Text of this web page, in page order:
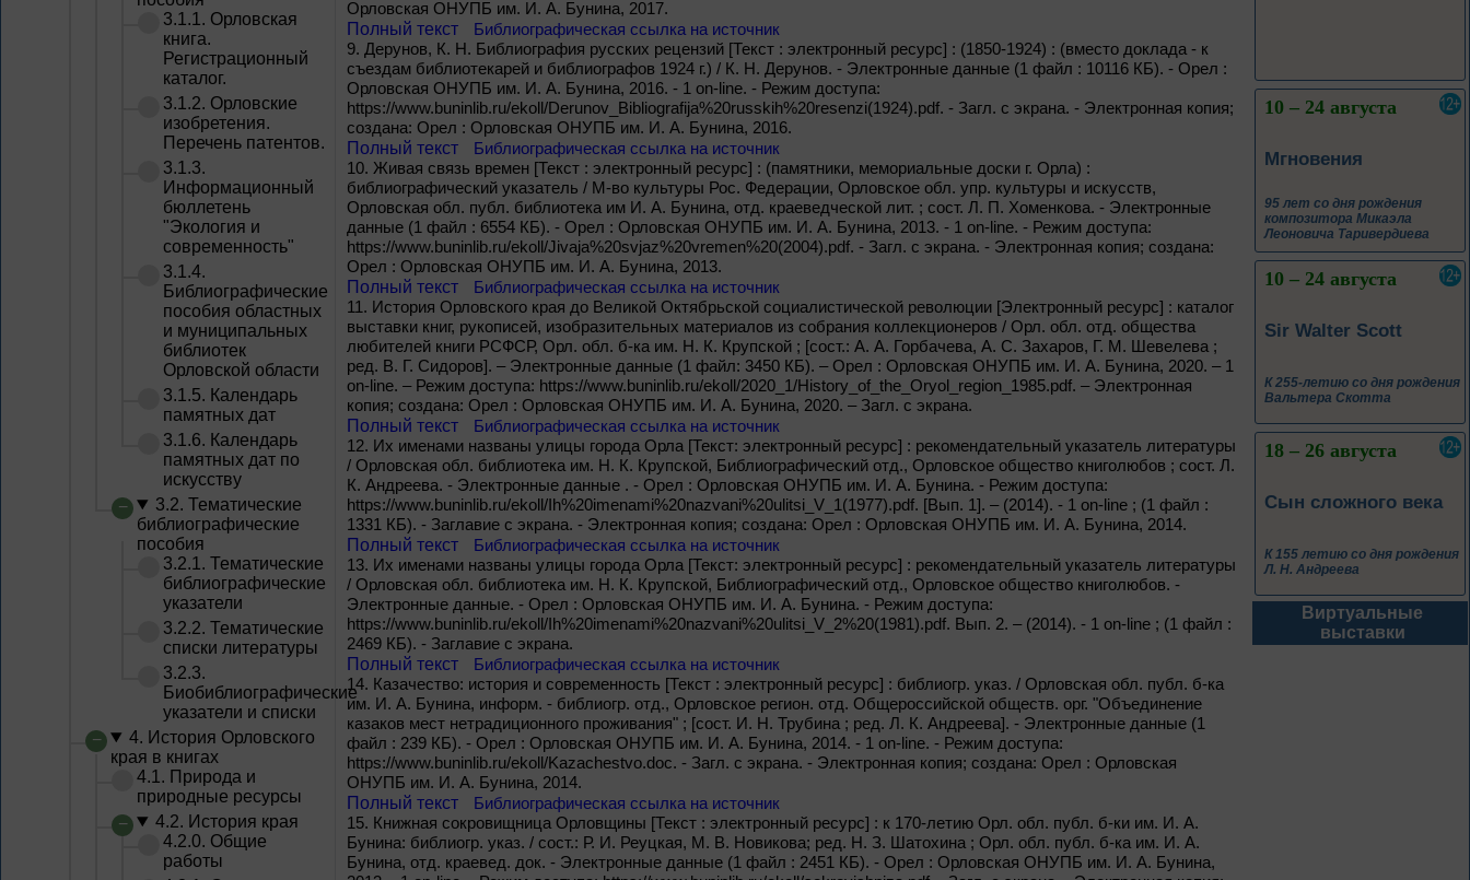
3.1.1. Орловская
книга.
Регистрационный
каталог.
3.1.2. Орловские
изобретения.
Перечень патентов.
3.1.3.
Информационный
бюллетень
"Экология и
современность"
3.1.4.
Библиографические
пособия областных
и муниципальных
библиотек
Орловской области
3.1.5. Календарь
памятных дат
3.1.6. Календарь
памятных дат по
искусству
3.2. Тематические
библиографические
пособия
3.2.1. Тематические
библиографические
указатели
3.2.2. Тематические
списки литературы
3.2.3.
Биобиблиографические
указатели и списки
4. История Орловского
края в книгах
4.1. Природа и
природные ресурсы
4.2. История края
4.2.0. Общие
работы
Орловская ОНУПБ им. И. А. Бунина, 2017.
Полный текст
Библиографическая ссылка на источник
9. Дерунов, К. Н. Библиография русских рецензий [Текст : электронный ресурс] : (1850-1924) : (вместо доклада - к
съездам библиотекарей и библиографов 1924 г.) / К. Н. Дерунов. - Электронные данные (1 файл : 10116 КБ). - Орел :
Орловская ОНУПБ им. И. А. Бунина, 2016. - 1 on-line. - Режим доступа:
https://www.buninlib.ru/ekoll/Derunov_Bibliografija%20russkih%20resenzi(1924).pdf. - Загл. с экрана. - Электронная копия;
создана: Орел : Орловская ОНУПБ им. И. А. Бунина, 2016.
Полный текст
Библиографическая ссылка на источник
10. Живая связь времен [Текст : электронный ресурс] : (памятники, мемориальные доски г. Орла) :
библиографический указатель / М-во культуры Рос. Федерации, Орловское обл. упр. культуры и искусств,
Орловская обл. публ. библиотека им И. А. Бунина, отд. краеведческой лит. ; сост. Л. П. Хоменкова. - Электронные
данные (1 файл : 6554 КБ). - Орел : Орловская ОНУПБ им. И. А. Бунина, 2013. - 1 on-line. - Режим доступа:
https://www.buninlib.ru/ekoll/Jivaja%20svjaz%20vremen%20(2004).pdf. - Загл. с экрана. - Электронная копия; создана:
Орел : Орловская ОНУПБ им. И. А. Бунина, 2013.
Полный текст
Библиографическая ссылка на источник
11. История Орловского края до Великой Октябрьской социалистической революции [Электронный ресурс] : каталог
выставки книг, рукописей, изобразительных материалов из собрания коллекционеров / Орл. обл. отд. общества
любителей книги РСФСР, Орл. обл. б-ка им. Н. К. Крупской ; [сост.: А. А. Горбачева, А. С. Захаров, Г. М. Шевелева ;
ред. В. Г. Сидоров]. – Электронные данные (1 файл: 3450 КБ). – Орел : Орловская ОНУПБ им. И. А. Бунина, 2020. – 1
on-line. – Режим доступа: https://www.buninlib.ru/ekoll/2020_1/History_of_the_Oryol_region_1985.pdf. – Электронная
копия; создана: Орел : Орловская ОНУПБ им. И. А. Бунина, 2020. – Загл. с экрана.
Полный текст
Библиографическая ссылка на источник
12. Их именами названы улицы города Орла [Текст: электронный ресурс] : рекомендательный указатель литературы
/ Орловская обл. библиотека им. Н. К. Крупской, Библиографический отд., Орловское общество книголюбов ; сост. Л.
К. Андреева. - Электронные данные . - Орел : Орловская ОНУПБ им. И. А. Бунина. - Режим доступа:
https://www.buninlib.ru/ekoll/Ih%20imenami%20nazvani%20ulitsi_V_1(1977).pdf. [Вып. 1]. – (2014). - 1 on-line ; (1 файл :
1331 КБ). - Заглавие с экрана. - Электронная копия; создана: Орел : Орловская ОНУПБ им. И. А. Бунина, 2014.
Полный текст
Библиографическая ссылка на источник
13. Их именами названы улицы города Орла [Текст: электронный ресурс] : рекомендательный указатель литературы
/ Орловская обл. библиотека им. Н. К. Крупской, Библиографический отд., Орловское общество книголюбов. -
Электронные данные. - Орел : Орловская ОНУПБ им. И. А. Бунина. - Режим доступа:
https://www.buninlib.ru/ekoll/Ih%20imenami%20nazvani%20ulitsi_V_2%20(1981).pdf. Вып. 2. – (2014). - 1 on-line ; (1 файл :
2469 КБ). - Заглавие с экрана.
Полный текст
Библиографическая ссылка на источник
14. Казачество: история и современность [Текст : электронный ресурс] : библиогр. указ. / Орловская обл. публ. б-ка
им. И. А. Бунина, информ. - библиогр. отд., Орловское регион. отд. Общероссийской обществ. орг. "Объединение
казаков мест нетрадиционного проживания" ; [сост. И. Н. Трубина ; ред. Л. К. Андреева]. - Электронные данные (1
файл : 239 КБ). - Орел : Орловская ОНУПБ им. И. А. Бунина, 2014. - 1 on-line. - Режим доступа:
https://www.buninlib.ru/ekoll/Kazachestvo.doc. - Загл. с экрана. - Электронная копия; создана: Орел : Орловская
ОНУПБ им. И. А. Бунина, 2014.
Полный текст
Библиографическая ссылка на источник
15. Книжная сокровищница Орловщины [Текст : электронный ресурс] : к 170-летию Орл. обл. публ. б-ки им. И. А.
Бунина: библиогр. указ. / сост.: Р. И. Реуцкая, М. В. Новикова; ред. Н. З. Шатохина ; Орл. обл. публ. б-ка им. И. А.
Бунина, отд. краевед. док. - Электронные данные (1 файл : 2451 КБ). - Орел : Орловская ОНУПБ им. И. А. Бунина,
10 – 24 августа
Мгновения
95 лет со дня рождения
композитора Микаэла
Леоновича Таривердиева
10 – 24 августа
Sir Walter Scott
К 255-летию со дня рождения
Вальтера Скотта
18 – 26 августа
Сын сложного века
К 155 летию со дня рождения
Л. Н. Андреева
1 июня – 30
августа
Виртуальные
выставки